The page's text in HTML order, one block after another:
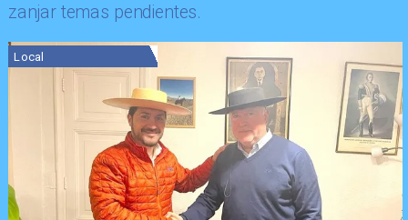
zanjar temas pendientes.
Local